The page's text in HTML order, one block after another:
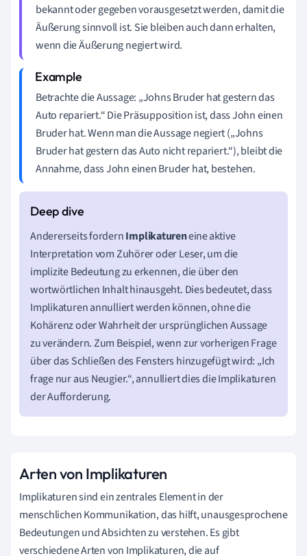
bekannt oder gegeben vorausgesetzt werden, damit die
Äußerung sinnvoll ist. Sie bleiben auch dann erhalten,
wenn die Äußerung negiert wird.
Betrachte die Aussage: „Johns Bruder hat gestern das
Auto repariert.“ Die Präsupposition ist, dass John einen
Bruder hat. Wenn man die Aussage negiert („Johns
Bruder hat gestern das Auto nicht repariert.“), bleibt die
Annahme, dass John einen Bruder hat, bestehen.
Andererseits fordernImplikatureneine aktive
Interpretation vom Zuhörer oder Leser, um die
implizite Bedeutung zu erkennen, die über den
wortwörtlichen Inhalt hinausgeht. Dies bedeutet, dass
Implikaturen annulliert werden können, ohne die
Kohärenz oder Wahrheit der ursprünglichen Aussage
zu verändern. Zum Beispiel, wenn zur vorherigen Frage
über das Schließen des Fensters hinzugefügt wird: „Ich
frage nur aus Neugier.“, annulliert dies die Implikaturen
der Aufforderung.
Arten von Implikaturen
Implikaturen sind ein zentrales Element in der
menschlichen Kommunikation, das hilft, unausgesprochene
Bedeutungen und Absichten zu verstehen. Es gibt
verschiedene Arten von Implikaturen, die auf